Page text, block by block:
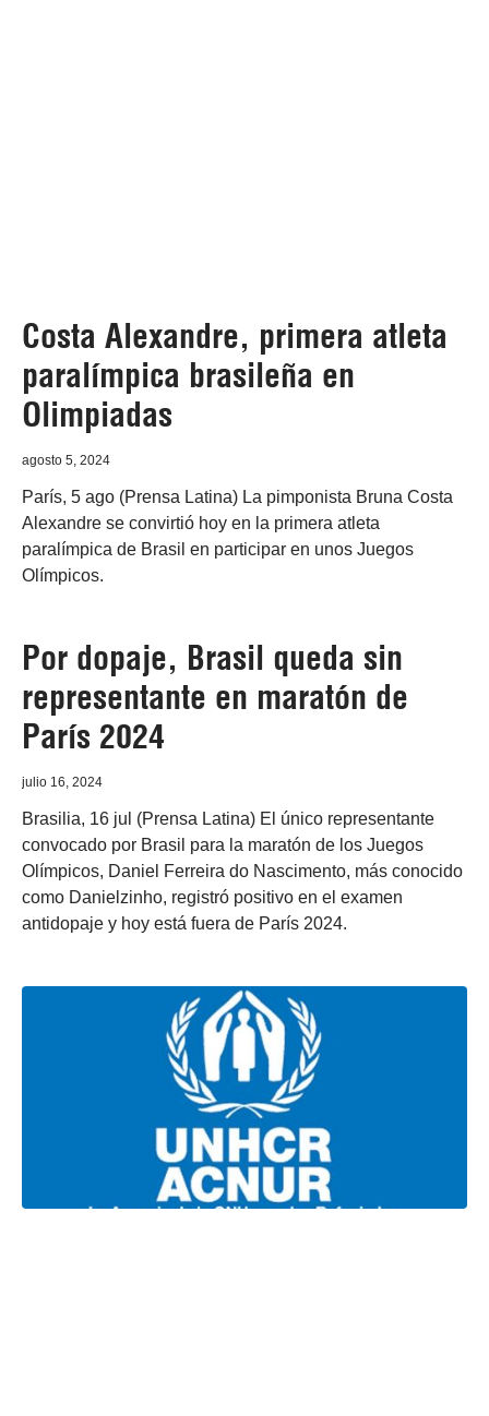
Costa Alexandre, primera atleta
paralímpica brasileña en
Olimpiadas
agosto 5, 2024
París, 5 ago (Prensa Latina) La pimponista Bruna Costa
Alexandre se convirtió hoy en la primera atleta
paralímpica de Brasil en participar en unos Juegos
Olímpicos.
Por dopaje, Brasil queda sin
representante en maratón de
París 2024
julio 16, 2024
Brasilia, 16 jul (Prensa Latina) El único representante
convocado por Brasil para la maratón de los Juegos
Olímpicos, Daniel Ferreira do Nascimento, más conocido
como Danielzinho, registró positivo en el examen
antidopaje y hoy está fuera de París 2024.